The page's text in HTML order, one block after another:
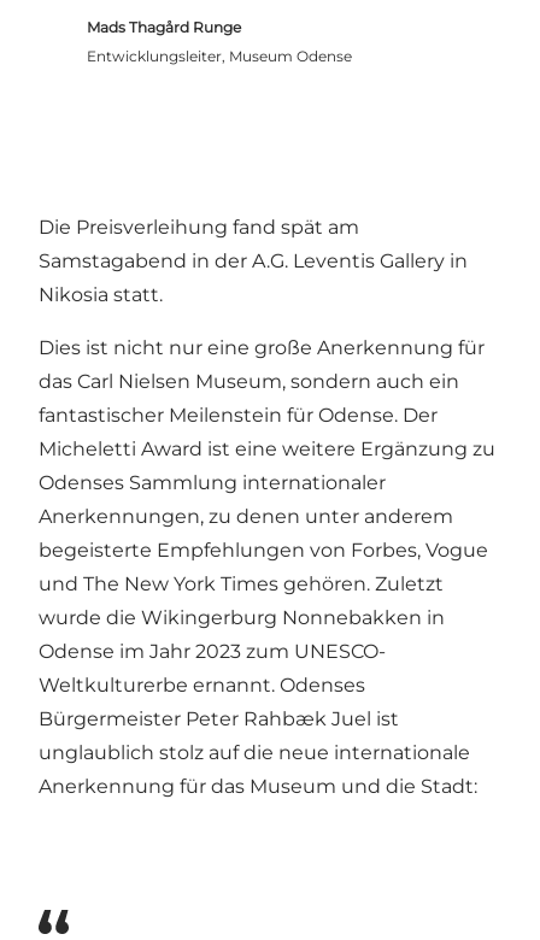
Mads Thagård Runge
Entwicklungsleiter, Museum Odense
Die Preisverleihung fand spät am
Samstagabend in der A.G. Leventis Gallery in
Nikosia statt.
Dies ist nicht nur eine große Anerkennung für
das Carl Nielsen Museum, sondern auch ein
fantastischer Meilenstein für Odense. Der
Micheletti Award ist eine weitere Ergänzung zu
Odenses Sammlung internationaler
Anerkennungen, zu denen unter anderem
begeisterte Empfehlungen von Forbes, Vogue
und The New York Times gehören. Zuletzt
wurde die Wikingerburg Nonnebakken in
Odense im Jahr 2023 zum UNESCO-
Weltkulturerbe ernannt. Odenses
Bürgermeister Peter Rahbæk Juel ist
unglaublich stolz auf die neue internationale
Anerkennung für das Museum und die Stadt: